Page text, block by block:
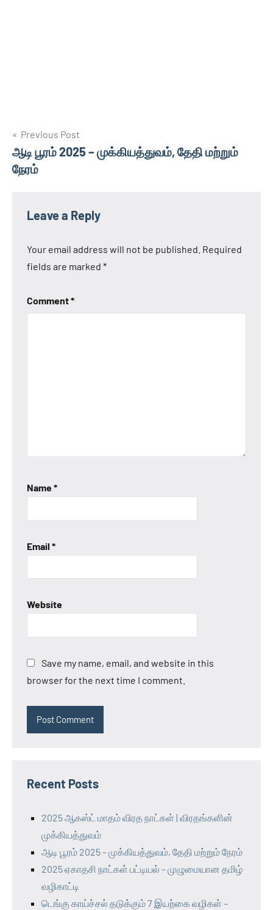
Post
navigation
Previous Post
ஆடி பூரம் 2025 – முக்கியத்துவம், தேதி மற்றும்
நேரம்
Leave a Reply
Your email address will not be published. Required
fields are marked *
Comment*
Name*
Email *
Website
Save my name, email, and website in this
browser for the next time I comment.
Recent Posts
2025 ஆகஸ்ட் மாதம் விரத நாட்கள் | விரதங்களின்
முக்கியத்துவம்
ஆடி பூரம் 2025 – முக்கியத்துவம், தேதி மற்றும் நேரம்
2025 ஏகாதசி நாட்கள் பட்டியல் – முழுமையான தமிழ்
வழிகாட்டி
டெங்கு காய்ச்சல் தடுக்கும் 7 இயற்கை வழிகள் –